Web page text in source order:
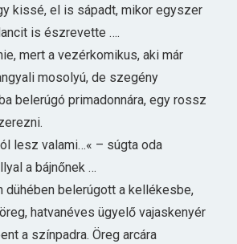
kissé, el is sápadt, mikor egyszer
is észrevette ….
mert a vezérkomikus, aki már
mosolyú, de szegény
belerúgó primadonnára, egy rossz
lesz valami…« – súgta oda
a bájnőnek …
dühében belerúgott a kellékesbe,
hatvanéves ügyelő vajaskenyér
a színpadra. Öreg arcára